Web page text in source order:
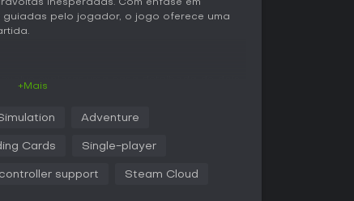
inesperadas. Com ênfase em
pelo jogador, o jogo oferece uma
uma festa na casa de Madison. A partir
sobre você por meio de
+Mais
Adventure
Cards Single-player
controller support Steam Cloud